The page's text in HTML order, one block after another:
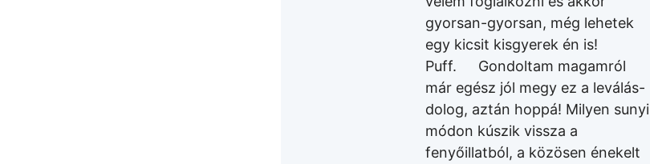
gyorsan-gyorsan, még lehetek
egy kicsit kisgyerek én is!
Puff. Gondoltam magamról
már egész jól megy ez a leválás-
dolog, aztán hoppá! Milyen sunyi
módon kúszik vissza a
fenyőillatból, a közösen énekelt